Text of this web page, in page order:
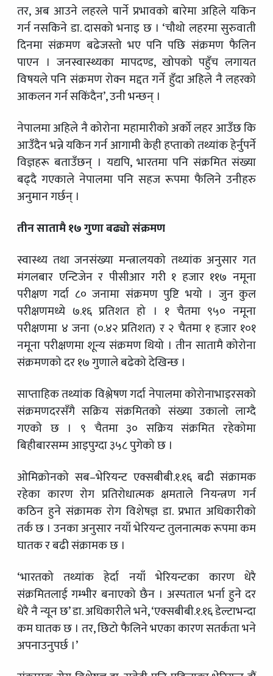
तर, अब आउने लहरले पार्ने प्रभावको बारेमा अहिले यकिन
गर्न नसकिने डा. दासको भनाइ छ । ‘चौथो लहरमा सुरुवाती
दिनमा संक्रमण बढेजस्तो भए पनि पछि संक्रमण फैलिन
पाएन । जनस्वास्थ्यका मापदण्ड, खोपको पहुँच लगायत
विषयले पनि संक्रमण रोक्न मद्दत गर्ने हुँदा अहिले नै लहरको
आकलन गर्न सकिंदैन’, उनी भन्छन् ।
नेपालमा अहिले नै कोरोना महामारीको अर्को लहर आउँछ कि
आउँदैन भन्ने यकिन गर्न आगामी केही हप्ताको तथ्यांक हेर्नुपर्ने
विज्ञहरू बताउँछन् । यद्यपि, भारतमा पनि संक्रमित संख्या
बढ्दै गएकाले नेपालमा पनि सहज रूपमा फैलिने उनीहरु
अनुमान गर्छन् ।
तीन सातामै १७ गुणा बढ्यो संक्रमण
स्वास्थ्य तथा जनसंख्या मन्त्रालयको तथ्यांक अनुसार गत
मंगलबार एन्टिजेन र पीसीआर गरी १ हजार ११७ नमूना
परीक्षण गर्दा ८० जनामा संक्रमण पुष्टि भयो । जुन कुल
परीक्षणमध्ये ७.१६ प्रतिशत हो । १ चैतमा ९५० नमूना
परीक्षणमा ४ जना (०.४२ प्रतिशत) र २ चैतमा १ हजार १०१
नमूना परीक्षणमा शून्य संक्रमण थियो । तीन सातामै कोरोना
संक्रमणको दर १७ गुणाले बढेको देखिन्छ ।
साप्ताहिक तथ्यांक विश्लेषण गर्दा नेपालमा कोरोनाभाइरसको
संक्रमणदरसँगै सक्रिय संक्रमितको संख्या उकालो लाग्दै
गएको छ । ९ चैतमा ३० सक्रिय संक्रमित रहेकोमा
बिहीबारसम्म आइपुग्दा ३५८ पुगेको छ ।
ओमिक्रोनको सब–भेरियन्ट एक्सबीबी.१.१६ बढी संक्रामक
रहेका कारण रोग प्रतिरोधात्मक क्षमताले नियन्त्रण गर्न
कठिन हुने संक्रामक रोग विशेषज्ञ डा. प्रभात अधिकारीको
तर्क छ । उनका अनुसार नयाँ भेरियन्ट तुलनात्मक रूपमा कम
घातक र बढी संक्रामक छ ।
‘भारतको तथ्यांक हेर्दा नयाँ भेरियन्टका कारण धेरै
संक्रमितलाई गम्भीर बनाएको छैन । अस्पताल भर्ना हुने दर
धेरै नै न्यून छ’ डा. अधिकारीले भने, ‘एक्सबीबी.१.१६ डेल्टाभन्दा
कम घातक छ । तर, छिटो फैलिने भएका कारण सतर्कता भने
अपनाउनुपर्छ ।’